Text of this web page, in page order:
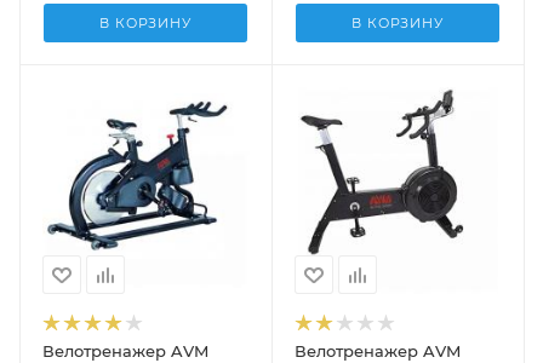
В КОРЗИНУ В КОРЗИНУ
Велотренажер AVM
Велотренажер AVM